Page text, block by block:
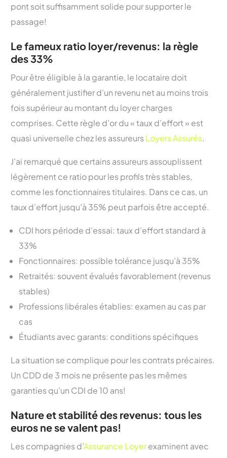
pont soit suffisamment solide pour supporter le
passage!
Le fameux ratio loyer/revenus: la règle
des 33%
Pour être éligible à la garantie, le locataire doit
généralement justifier d’un revenu net au moins trois
fois supérieur au montant du loyer charges
comprises. Cette règle d’or du « taux d’effort » est
quasi universelle chez les assureursLoyers Assurés.
J’ai remarqué que certains assureurs assouplissent
légèrement ce ratio pour les profils très stables,
comme les fonctionnaires titulaires. Dans ce cas, un
taux d’effort jusqu’à 35% peut parfois être accepté.
CDI hors période d’essai: taux d’effort standard à
33%
Fonctionnaires: possible tolérance jusqu’à 35%
Retraités: souvent évalués favorablement (revenus
stables)
Professions libérales établies: examen au cas par
cas
Étudiants avec garants: conditions spécifiques
La situation se complique pour les contrats précaires.
Un CDD de 3 mois ne présente pas les mêmes
garanties qu’un CDI de 10 ans!
Nature et stabilité des revenus: tous les
euros ne se valent pas!
Les compagnies d’Assurance Loyerexaminent avec